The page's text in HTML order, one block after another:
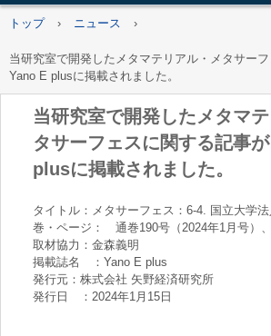
トップ › ニュース ›
当研究室で開発したメタマテリアル・メタサーフ
Yano E plusに掲載されました。
当研究室で開発したメタマ
タサーフェスに関する記事
plusに掲載されました。
タイトル：メタサーフェス：6-4. 国立大学
巻・ページ： 通巻190号（2024年1月号）
取材協力：金森義明
掲載誌名 ：Yano E plus
発行元：株式会社 矢野経済研究所
発行日 ：2024年1月15日